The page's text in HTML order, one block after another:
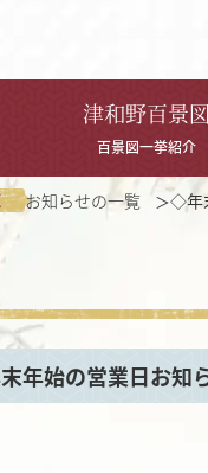
津和野百景図
百景図一挙紹介
お知らせの一覧 ◇年
年始の営業日お知